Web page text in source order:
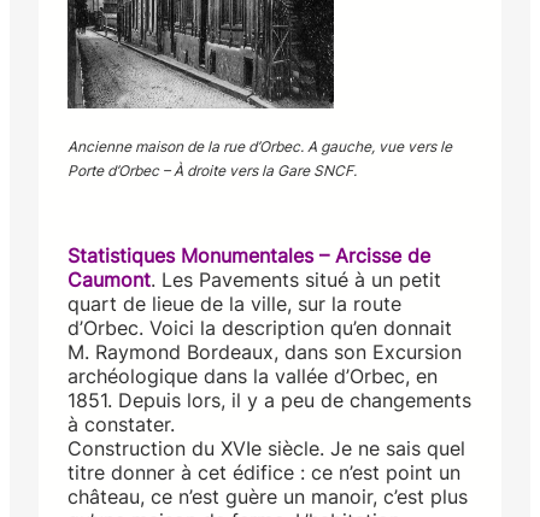
Ancienne maison de la rue d’Orbec. A gauche, vue vers le
Porte d’Orbec – À droite vers la Gare SNCF.
Statistiques Monumentales – Arcisse de
Caumont. Les Pavements situé à un petit
quart de lieue de la ville, sur la route
d’Orbec. Voici la description qu’en donnait
M. Raymond Bordeaux, dans son Excursion
archéologique dans la vallée d’Orbec, en
1851. Depuis lors, il y a peu de changements
à constater.
Construction du XVIe siècle. Je ne sais quel
titre donner à cet édifice : ce n’est point un
château, ce n’est guère un manoir, c’est plus